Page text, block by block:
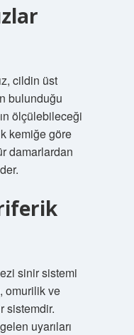
cildin üst
bulunduğu
ölçülebileceği
kemiğe göre
damarlardan
sinir sistemi
omurilik ve
sistemdir.
uyarıları